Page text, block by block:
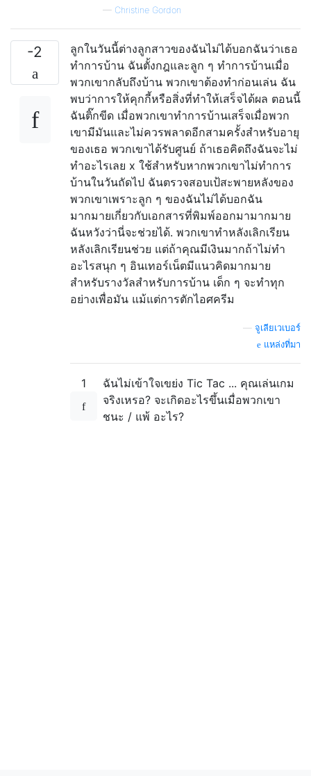
— Christine Gordon
-2
ลูกในวันนี้ต่างลูกสาวของฉันไม่ได้บอกฉันว่าเธอ
ทำการบ้าน ฉันตั้งกฎและลูก ๆ ทำการบ้านเมื่อ
พวกเขากลับถึงบ้าน พวกเขาต้องทำก่อนเล่น ฉัน
พบว่าการให้คุกกี้หรือสิ่งที่ทำให้เสร็จได้ผล ตอนนี้
ฉันติ๊กขีด เมื่อพวกเขาทำการบ้านเสร็จเมื่อพวก
เขามีมันและไม่ควรพลาดอีกสามครั้งสำหรับอายุ
ของเธอ พวกเขาได้รับศูนย์ ถ้าเธอคิดถึงฉันจะไม่
ทำอะไรเลย x ใช้สำหรับหากพวกเขาไม่ทำการ
บ้านในวันถัดไป ฉันตรวจสอบเป้สะพายหลังของ
พวกเขาเพราะลูก ๆ ของฉันไม่ได้บอกฉัน
มากมายเกี่ยวกับเอกสารที่พิมพ์ออกมามากมาย
ฉันหวังว่านี่จะช่วยได้. พวกเขาทำหลังเลิกเรียน
หลังเลิกเรียนช่วย แต่ถ้าคุณมีเงินมากถ้าไม่ทำ
อะไรสนุก ๆ อินเทอร์เน็ตมีแนวคิดมากมาย
สำหรับรางวัลสำหรับการบ้าน เด็ก ๆ จะทำทุก
อย่างเพื่อมัน แม้แต่การตักไอศครีม
จูเลียเวเบอร์
แหล่งที่มา
1
ฉันไม่เข้าใจเขย่ง Tic Tac ... คุณเล่นเกม
จริงเหรอ? จะเกิดอะไรขึ้นเมื่อพวกเขา
ชนะ / แพ้ อะไร?